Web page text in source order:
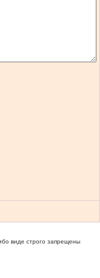
виде строго запрещены